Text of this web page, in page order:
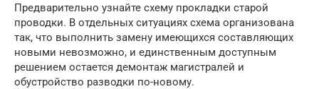
Предварительно узнайте схему прокладки старой
проводки. В отдельных ситуациях схема организована
так, что выполнить замену имеющихся составляющих
новыми невозможно, и единственным доступным
решением остается демонтаж магистралей и
обустройство разводки по-новому.